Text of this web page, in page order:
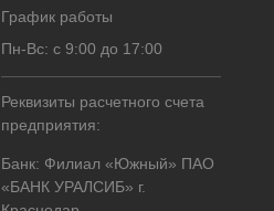
График работы
Пн-Вс: с 9:00 до 17:00
Реквизиты расчетного счета
предприятия:
Банк: Филиал «Южный» ПАО
«БАНК УРАЛСИБ» г.